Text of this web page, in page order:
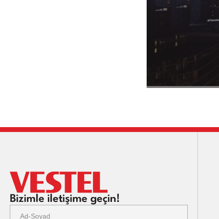
Bizimle iletişime geçin!